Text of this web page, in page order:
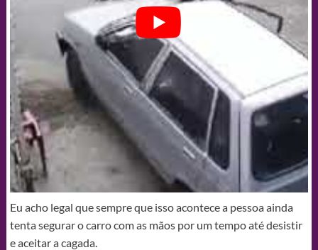
Eu acho legal que sempre que isso acontece a pessoa ainda
tenta segurar o carro com as mãos por um tempo até desistir
e aceitar a cagada.